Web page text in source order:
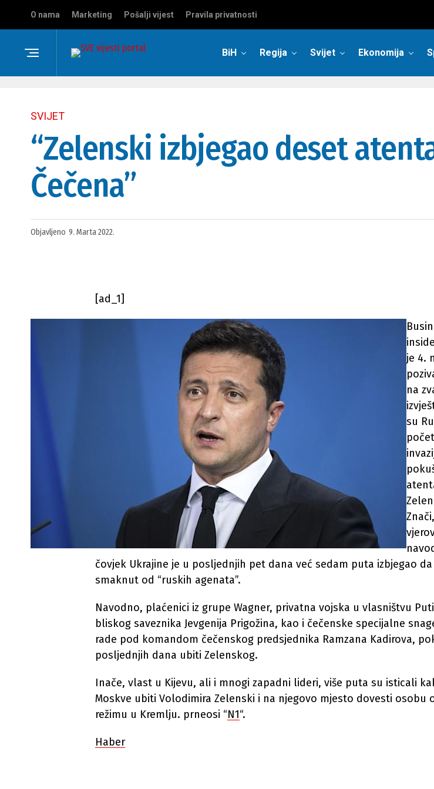
O nama Marketing Pošalji vijest Pravila privatnosti
BiH Regija Svijet Ekonomija
SVIJET
“Zelenski izbjegao deset
Čečena”
Objavljeno 9. Marta 2022.
[ad_1]
je 4.
na
su
čovjek Ukrajine je u posljednjih pet dana već sedam puta izbjegao
smaknut od “ruskih agenata”.
Navodno, plaćenici iz grupe Wagner, privatna vojska u vlasništvu
bliskog saveznika Jevgenija Prigožina, kao i čečenske specijalne
rade pod komandom čečenskog predsjednika Ramzana Kadirova,
posljednjih dana ubiti Zelenskog.
Inače, vlast u Kijevu, ali i mnogi zapadni lideri, više puta su isticali
Moskve ubiti Volodimira Zelenski i na njegovo mjesto dovesti osobu
režimu u Kremlju. prneosi “N1“.
Haber